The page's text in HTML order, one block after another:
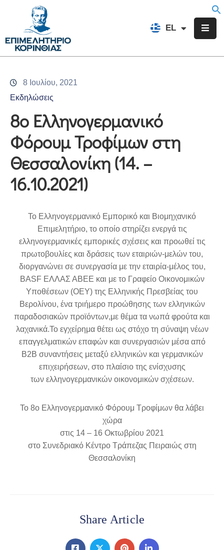
EL
FR
Επιμελητήριο
Υπηρεσίες
Προγράμματα
&
Δράσεις
Εκδηλώσεις
Επικοινωνία
8 Ιουλίου, 2021
Εκδηλώσεις
8ο Eλληνογερμανικό
Φόρουμ Τροφίμων στη
Θεσσαλονίκη (14. –
16.10.2021)
To Ελληνογερμανικό Εμπορικό και Βιομηχανικό
Επιμελητήριο, το οποίο στηρίζει ενεργά τις
ελληνογερμανικές εμπορικές σχέσεις και προωθεί τις
πρωτοβουλίες και δράσεις των εταιριών-μελών του,
διοργανώνει σε συνεργασία με την εταιρία-μέλος του,
BASF ΕΛΛΑΣ ΑΒΕΕ και με το Γραφείο Οικονομικών
Υποθέσεων (ΟΕΥ) της Ελληνικής Πρεσβείας του
Βερολίνου, ένα τριήμερο προώθησης των ελληνικών
παραδοσιακών προϊόντων,με θέμα τα νωπά φρούτα και
λαχανικά.Το εγχείρημα θέτει ως στόχο τη σύναψη νέων
επαγγελματικών επαφών και συνεργασιών μέσα από
B2B συναντήσεις μεταξύ ελληνικών και γερμανικών
επιχειρήσεων, στο πλαίσιο της ενίσχυσης
των ελληνογερμανικών οικονομικών σχέσεων.
Το 8ο Ελληνογερμανικό Φόρουμ Τροφίμων θα λάβει
χώρα
στις 14 – 16 Οκτωβρίου 2021
στο Συνεδριακό Κέντρο Τράπεζας Πειραιώς στη
Θεσσαλονίκη
Share Article